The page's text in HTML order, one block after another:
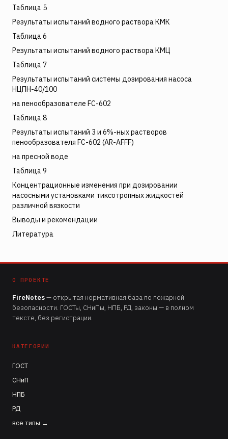
Таблица 5
Результаты испытаний водного раствора КМК
Таблица 6
Результаты испытаний водного раствора КМЦ
Таблица 7
Результаты испытаний системы дозирования насоса
НЦПН-40/100
на пенообразователе FC-602
Таблица 8
Результаты испытаний 3 и 6%-ных растворов
пенообразователя FC-602 (AR-AFFF)
на пресной воде
Таблица 9
Концентрационные изменения при дозировании
насосными установками тиксотропных жидкостей
различной вязкости
Выводы и рекомендации
Литература
О ПРОЕКТЕ
FireNotes— открытая нормативная база по пожарной
безопасности. ГОСТы, СНиПы, НПБ, РД, законы — в полном
тексте, без регистрации.
КАТЕГОРИИ
ГОСТ
СНиП
НПБ
РД
все типы →